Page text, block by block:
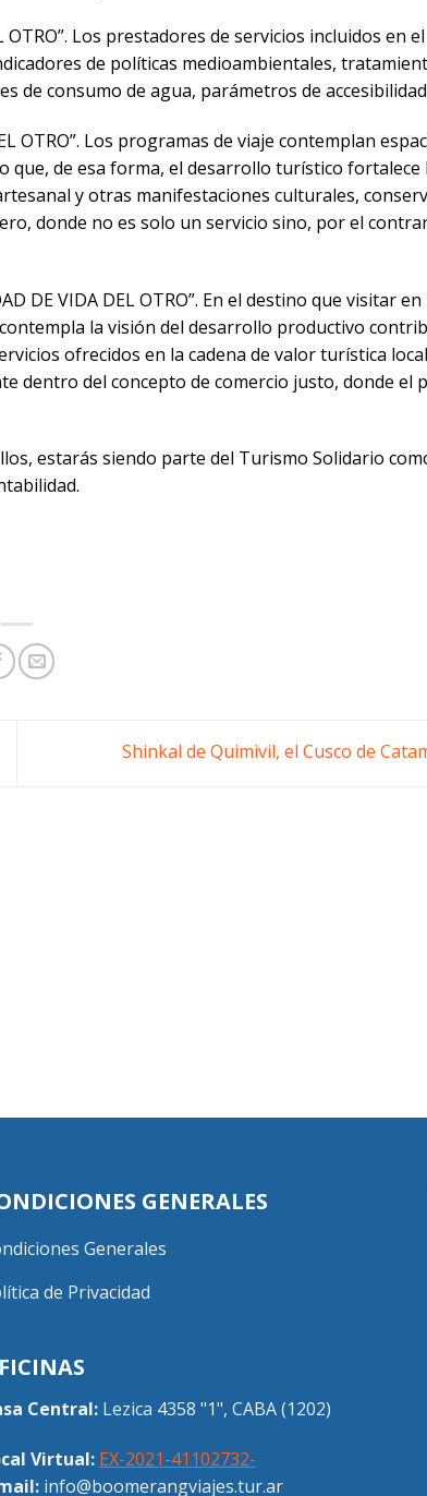
OTRO”. Los prestadores de servicios incluidos en el
de políticas medioambientales,
de consumo de agua, parámetros de
OTRO”. Los programas de viaje contemplan
que, de esa forma, el desarrollo turístico fortalece
y otras manifestaciones culturales,
donde no es solo un servicio sino, por el
DE VIDA DEL OTRO”. En el destino que visitar en
la visión del desarrollo productivo
ofrecidos en la cadena de valor turística local
dentro del concepto de comercio justo, donde el
estarás siendo parte del Turismo Solidario
Shinkal de Quimivil, el Cusco de
GENERALES
Generales
de Privacidad
Central:Lezica 4358 "1", CABA (1202)
Virtual: EX-2021-41102732-
info@boomerangviajes.tur.ar